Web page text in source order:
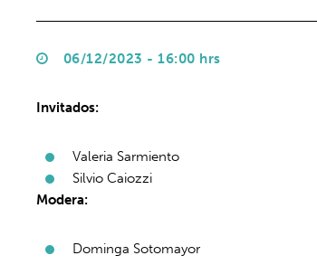
06/12/2023 - 16:00 hrs
Invitados:
Valeria Sarmiento
Silvio Caiozzi
Modera:
Dominga Sotomayor